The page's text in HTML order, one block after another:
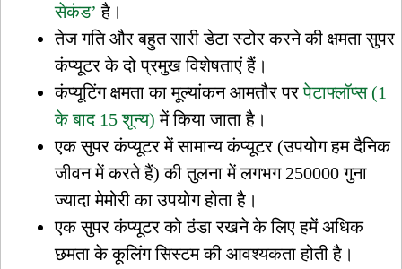
सेकंड’ है।
तेज गति और बहुत सारी डेटा स्टोर करने की क्षमता सुपर
कंप्यूटर के दो प्रमुख विशेषताएं हैं।
कंप्यूटिंग क्षमता का मूल्यांकन आमतौर परपेटाफ्लॉप्स (1
के बाद 15 शून्य) में किया जाता है।
एक सुपर कंप्यूटर में सामान्य कंप्यूटर (उपयोग हम दैनिक
जीवन में करते हैं) की तुलना में लगभग 250000 गुना
ज्यादा मेमोरी का उपयोग होता है।
एक सुपर कंप्यूटर को ठंडा रखने के लिए हमें अधिक
छमता के कूलिंग सिस्टम की आवश्यकता होती है।